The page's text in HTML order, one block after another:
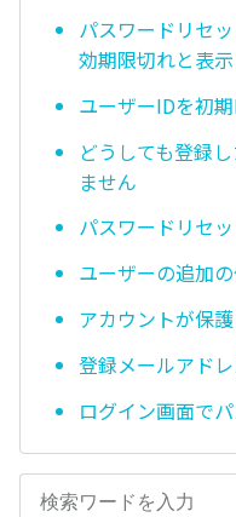
パスワードリセ
効期限切れと表示
ユーザーIDを初
どうしても登録
ません
パスワードリセ
ユーザーの追加
アカウントが保
登録メールアド
ログイン画面で